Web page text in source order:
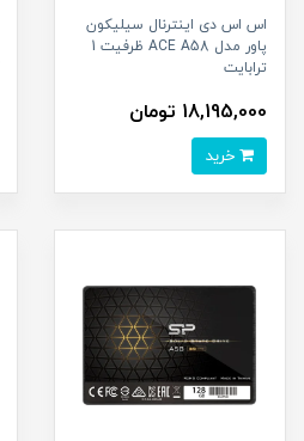
اس اس دی اینترنال سیلیکون
پاور مدل ACE A58 ظرفیت 1
ترابایت
18,195,000 تومان